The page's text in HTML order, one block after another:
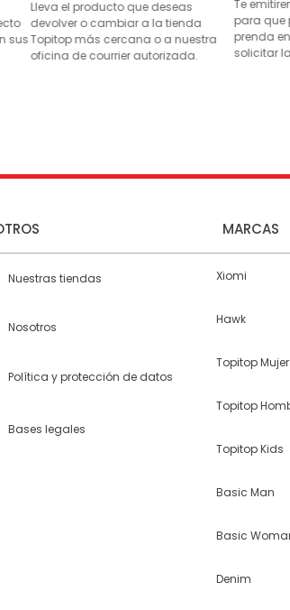
sus
Lleva el producto que deseas
devolver o cambiar a la tienda
Topitop más cercana o a nuestra
oficina de courrier autorizada.
Te
para que
prenda
solicitar
Nuestras tiendas
Nosotros
Política y protección de datos
Bases legales
MARCAS
Xiomi
Hawk
Topitop Mujer
Topitop
Topitop Kids
Basic Man
Basic
Denim